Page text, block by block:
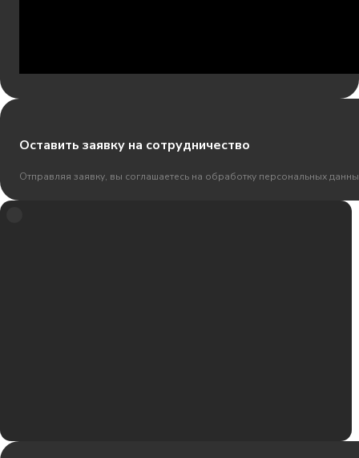
Оставить заявку на сотрудничество
Отправляя заявку, вы соглашаетесь на обработку персональных